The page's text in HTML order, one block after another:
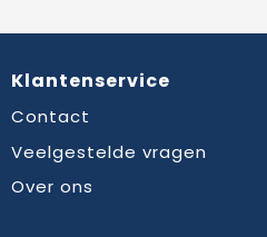
Klantenservice
Contact
Veelgestelde vragen
Over ons